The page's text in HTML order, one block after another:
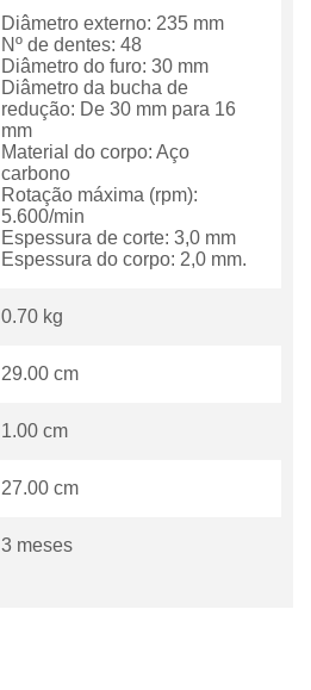
Diâmetro externo: 235 mm
Nº de dentes: 48
Diâmetro do furo: 30 mm
Diâmetro da bucha de
redução: De 30 mm para 16
mm
Material do corpo: Aço
carbono
Rotação máxima (rpm):
5.600/min
Espessura de corte: 3,0 mm
Espessura do corpo: 2,0 mm.
0.70 kg
29.00 cm
1.00 cm
27.00 cm
3 meses